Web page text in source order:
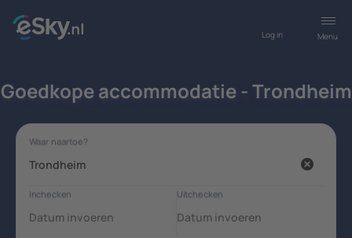
Menu
Log in
Goedkope accommodatie - Trondheim